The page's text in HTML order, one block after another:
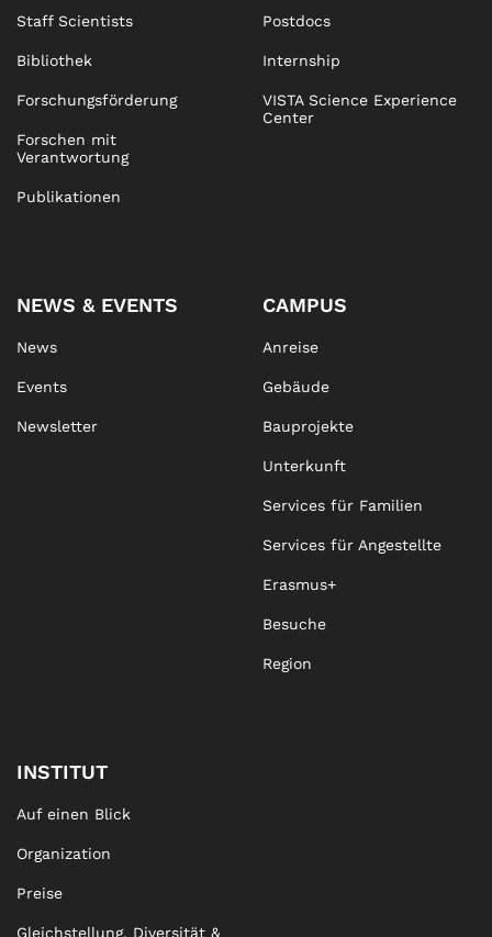
Staff Scientists
Bibliothek
Forschungsförderung
Forschen mit
Verantwortung
Publikationen
Postdocs
Internship
VISTA Science Experience
Center
NEWS & EVENTS
News
Events
Newsletter
CAMPUS
Anreise
Gebäude
Bauprojekte
Unterkunft
Services für Familien
Services für Angestellte
Erasmus+
Besuche
Region
INSTITUT
Auf einen Blick
Organization
Preise
Gleichstellung, Diversität &